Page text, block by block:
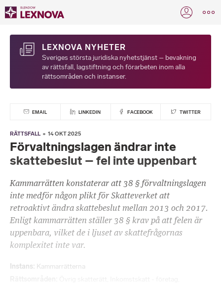
LEXNOVA NYHETER
Sveriges största juridiska nyhetstjänst – bevakning
av rättsfall, lagstiftning och förarbeten inom alla
rättsområden och instanser.
EMAIL LINKEDIN FACEBOOK TWITTER
RÄTTSFALL 14 OKT 2025
Förvaltningslagen ändrar inte
skattebeslut – fel inte uppenbart
Kammarrätten konstaterar att 38 § förvaltningslagen
inte medför någon plikt för Skatteverket att
retroaktivt ändra skattebeslut mellan 2013 och 2017.
Enligt kammarrätten ställer 38 § krav på att felen är
uppenbara, vilket de i ljuset av skattefrågornas
komplexitet inte var.
Instans Kammarrätterna